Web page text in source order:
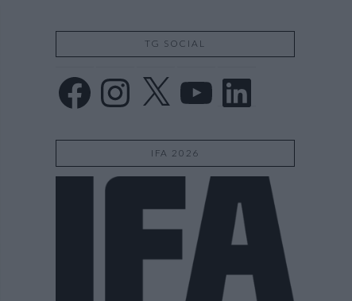
TG SOCIAL
Facebook Instagram YouTube LinkedIn
IFA 2026